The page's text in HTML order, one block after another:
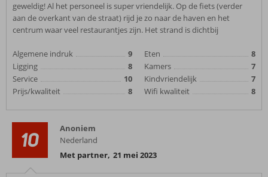
geweldig! Al het personeel is super vriendelijk. Op de fiets (verder
aan de overkant van de straat) rijd je zo naar de haven en het
centrum waar veel restaurantjes zijn. Het strand is dichtbij
Algemene indruk
9
Ligging
8
Service
10
Prijs/kwaliteit
8
Eten
8
Kamers
7
Kindvriendelijk
7
Wifi kwaliteit
8
10
Anoniem
Nederland
Met partner, 21 mei 2023